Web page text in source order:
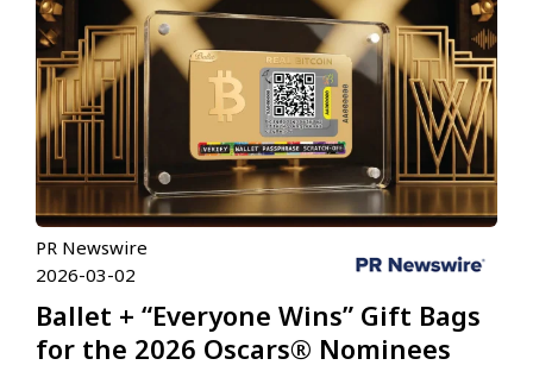
PR Newswire
2026-03-02
Ballet + “Everyone Wins” Gift Bags
for the 2026 Oscars® Nominees